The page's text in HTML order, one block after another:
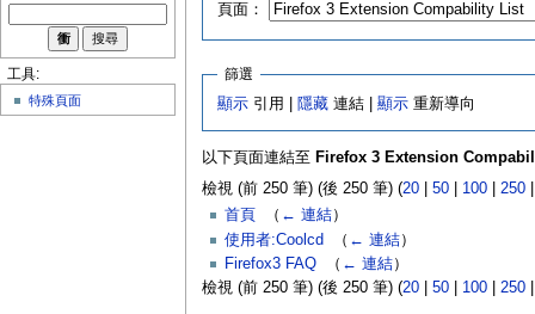
頁面：
篩選
顯示 引用 | 隱藏 連結 |顯示 重新導向
以下頁面連結至 Firefox 3 Extension
檢視 (前 250 筆) (後 250 筆) (20| 50| 100| 250
首頁
（ ← 連結）
使用者:Coolcd
（ ← 連結）
Firefox3 FAQ‎ （ ← 連結）
檢視 (前 250 筆) (後 250 筆) (20| 50| 100| 250
工具:
特殊頁面